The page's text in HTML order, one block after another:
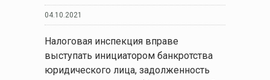
04.10.2021
Налоговая инспекция вправе
выступать инициатором банкротства
юридического лица, задолженность